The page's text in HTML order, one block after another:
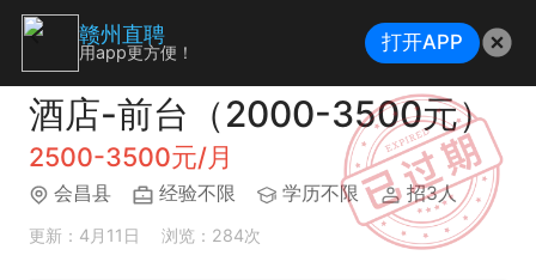
酒店-前台（2000-3500元）
2500-3500元/月
会昌县 经验不限 学历不限 招3人
更新：4月11日 浏览：284次
赣州直聘
用app更方便！ 打开APP